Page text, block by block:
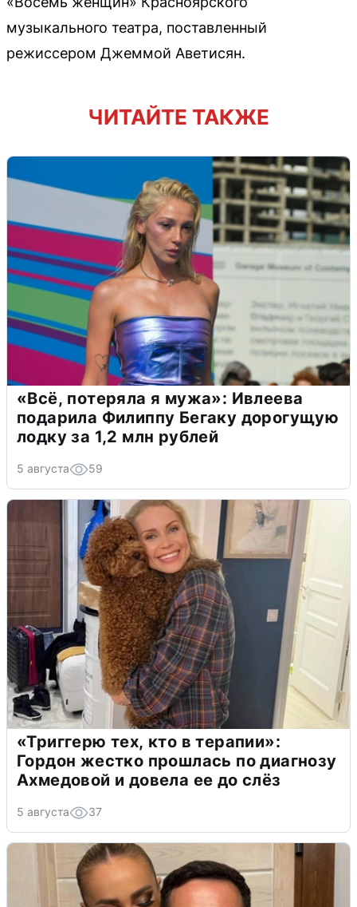
музыкального театра, поставленный
режиссером Джеммой Аветисян.
ЧИТАЙТЕ ТАКЖЕ
«Всё, потеряла я мужа»: Ивлеева
подарила Филиппу Бегаку дорогущую
лодку за 1,2 млн рублей
5 августа 59
«Триггерю тех, кто в терапии»:
Гордон жестко прошлась по диагнозу
Ахмедовой и довела ее до слёз
5 августа 37